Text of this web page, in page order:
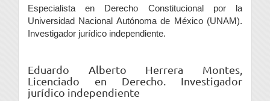
Especialista en Derecho Constitucional por la
Universidad Nacional Autónoma de México (UNAM).
Investigador jurídico independiente.
Eduardo Alberto Herrera Montes,
Licenciado en Derecho. Investigador
jurídico independiente